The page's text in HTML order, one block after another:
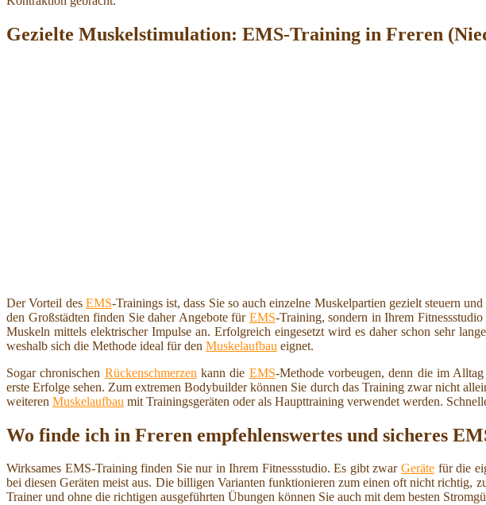
Gezielte Muskelstimulation: EMS-Training in Freren
Der Vorteil des EMS-Trainings ist, dass Sie so auch einzelne Muskelpartien gezielt steuern und
den Großstädten finden Sie daher Angebote für EMS-Training, sondern in Ihrem
Muskeln mittels elektrischer Impulse an. Erfolgreich eingesetzt wird es daher schon sehr
weshalb sich die Methode ideal für den Muskelaufbau eignet.
Sogar chronischen Rückenschmerzen kann die EMS-Methode vorbeugen, denn die im
erste Erfolge sehen. Zum extremen Bodybuilder können Sie durch das Training zwar nicht
weiteren Muskelaufbau mit Trainingsgeräten oder als Haupttraining verwendet werden.
Wo finde ich in Freren empfehlenswertes und sicheres
Wirksames EMS-Training finden Sie nur in Ihrem Fitnessstudio. Es gibt zwarGeräte für die
bei diesen Geräten meist aus. Die billigen Varianten funktionieren zum einen oft nicht richtig,
Trainer und ohne die richtigen ausgeführten Übungen können Sie auch mit dem besten